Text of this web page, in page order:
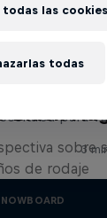
sobre
de rodaje
todas
las cookies